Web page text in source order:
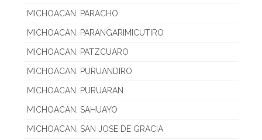
MICHOACAN. PARACHO
MICHOACAN. PARANGARIMICUTIRO
MICHOACAN. PATZCUARO
MICHOACAN. PURUANDIRO
MICHOACAN. PURUARAN
MICHOACAN. SAHUAYO
MICHOACAN. SAN JOSE DE GRACIA